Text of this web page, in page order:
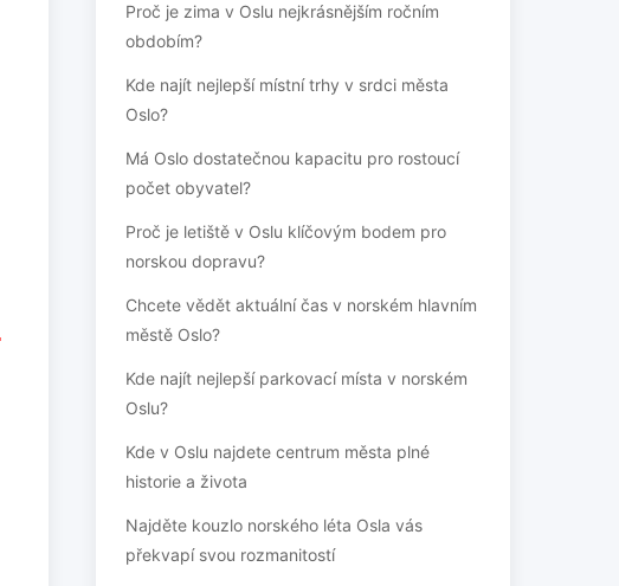
Proč je zima v Oslu nejkrásnějším ročním
obdobím?
Kde najít nejlepší místní trhy v srdci města
Oslo?
Má Oslo dostatečnou kapacitu pro rostoucí
počet obyvatel?
Proč je letiště v Oslu klíčovým bodem pro
norskou dopravu?
Chcete vědět aktuální čas v norském hlavním
městě Oslo?
Kde najít nejlepší parkovací místa v norském
Oslu?
Kde v Oslu najdete centrum města plné
historie a života
Najděte kouzlo norského léta Osla vás
překvapí svou rozmanitostí